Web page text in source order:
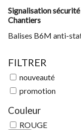
Signalisation
Chantiers
Balises B6M anti-
FILTRER
nouveauté
promotion
Couleur
ROUGE